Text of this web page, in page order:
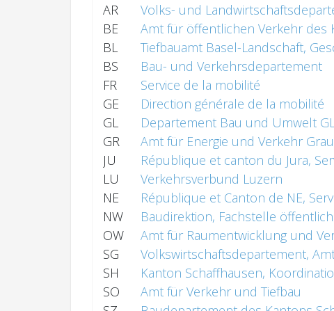
AR
Volks- und
BE
Amt für öffentlichen Verkehr des
BL
Tiefbauamt Basel-Landschaft,
BS
Bau- und Verkehrsdepartement
FR
Service de la mobilité
GE
Direction générale de la mobilité
GL
Departement Bau und Umwelt
GR
Amt für Energie und Verkehr
JU
République et canton du Jura,
LU
Verkehrsverbund Luzern
NE
République et Canton de NE,
NW
Baudirektion, Fachstelle
OW
Amt für Raumentwicklung und
SG
Volkswirtschaftsdepartement,
SH
Kanton Schaffhausen,
SO
Amt für Verkehr und Tiefbau